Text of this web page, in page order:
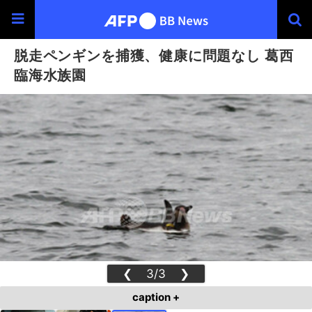
脱走ペンギンを捕獲、健康に問題なし 葛西
臨海水族園
❮ 3/3 ❯
caption +